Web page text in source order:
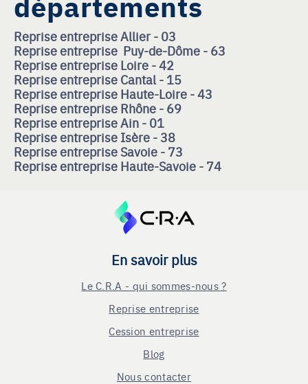
Reprise entreprise Allier - 03
Reprise entreprise Puy-de-Dôme - 63
Reprise entreprise Loire - 42
Reprise entreprise Cantal - 15
Reprise entreprise Haute-Loire - 43
Reprise entreprise Rhône - 69
Reprise entreprise Ain - 01
Reprise entreprise Isère - 38
Reprise entreprise Savoie - 73
Reprise entreprise Haute-Savoie - 74
En savoir plus
Le C.R.A - qui sommes-nous ?
Reprise entreprise
Cession entreprise
Blog
Nous contacter